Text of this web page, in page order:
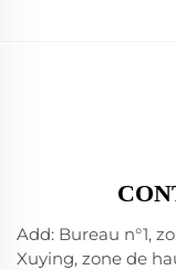
Add: Bureau n°1,
Xuying, zone de